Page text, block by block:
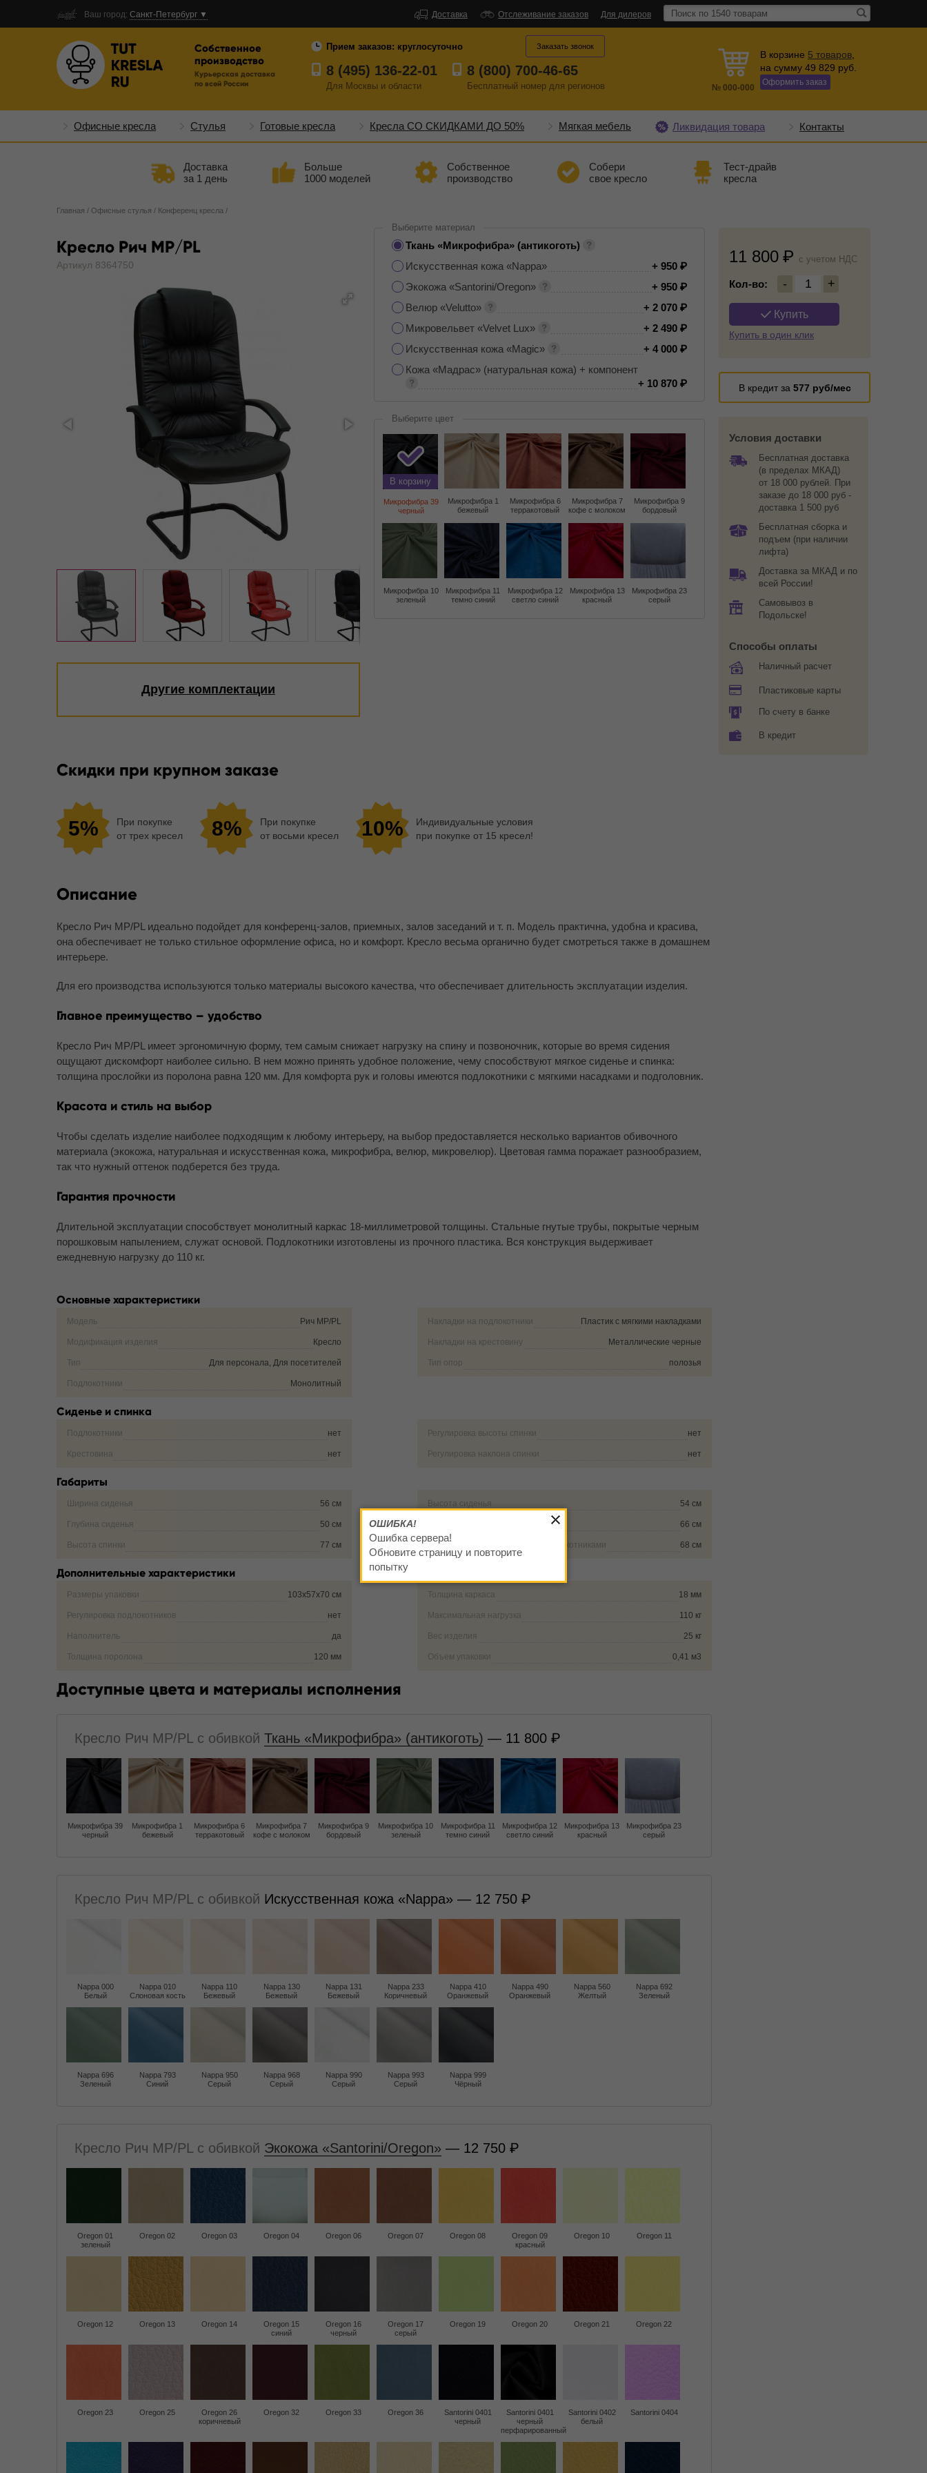
Ваш город: Санкт-Петербург ▼ Доставка Отслеживание заказов Для дилеров
Собственное
производство
Курьерская доставка
по всей России
Прием заказов: круглосуточно
8 (495) 136-22-01
Для Москвы и области
8 (800) 700-46-65
Бесплатный номер для регионов
Заказать звонок
№ 000-000
В корзине 5 товаров
на сумму 49 829 руб.
Оформить заказ
Офисные кресла Стулья Готовые кресла Кресла СО СКИДКАМИ ДО 50% Мягкая мебель Ликвидация товара Контакты
Доставка
за 1 день
Больше
1000 моделей
Собственное
производство
Собери
свое кресло
Тест-драйв
кресла
Главная / Офисные стулья / Конференц кресла /
Кресло Рич MP/PL
Артикул 8364750
Другие комплектации
11 800 c учетом НДС
Кол-во: - 1 +
Купить
Купить в один клик
В кредит за 577 руб/мес
Условия доставки
Бесплатная доставка
(в пределах МКАД)
от 18 000 рублей. При
заказе до 18 000 руб -
доставка 1 500 руб
Бесплатная сборка и
подъем (при наличии
лифта)
Доставка за МКАД и по
всей России!
Самовывоз в
Подольске!
Способы оплаты
Наличный расчет
Пластиковые карты
По счету в банке
В кредит
Выберите материал
Ткань «Микрофибра» (антикоготь)
Искусственная кожа «Nappa»
+ 950
Экокожа «Santorini/Oregon»
+ 950
Велюр «Velutto»
+ 2 070
Микровельвет «Velvet Lux»
+ 2 490
Искусственная кожа «Magic»
+ 4 000
Кожа «Мадрас» (натуральная кожа) + компонент
+ 10 870
Выберите цвет
В корзину
Микрофибра 39
черный
Микрофибра 1
бежевый
Микрофибра 6
терракотовый
Микрофибра 7
кофе с молоком
Микрофибра 9
бордовый
Микрофибра 10
зеленый
Микрофибра 11
темно синий
Микрофибра 12
светло синий
Микрофибра 13
красный
Микрофибра 23
серый
Скидки при крупном заказе
5%
При покупке
от трех кресел
8%
При покупке
от восьми кресел
10%
Индивидуальные условия
при покупке от 15 кресел!
Описание
Кресло Рич MP/PL идеально подойдет для конференц-залов, приемных, залов заседаний и т. п. Модель практична, удобна и красива,
она обеспечивает не только стильное оформление офиса, но и комфорт. Кресло весьма органично будет смотреться также в домашнем
интерьере.
Для его производства используются только материалы высокого качества, что обеспечивает длительность эксплуатации изделия.
Главное преимущество – удобство
Кресло Рич MP/PL имеет эргономичную форму, тем самым снижает нагрузку на спину и позвоночник, которые во время сидения
ощущают дискомфорт наиболее сильно. В нем можно принять удобное положение, чему способствуют мягкое сиденье и спинка:
толщина прослойки из поролона равна 120 мм. Для комфорта рук и головы имеются подлокотники с мягкими насадками и подголовник.
Красота и стиль на выбор
Чтобы сделать изделие наиболее подходящим к любому интерьеру, на выбор предоставляется несколько вариантов обивочного
материала (экокожа, натуральная и искусственная кожа, микрофибра, велюр, микровелюр). Цветовая гамма поражает разнообразием,
так что нужный оттенок подберется без труда.
Гарантия прочности
Длительной эксплуатации способствует монолитный каркас 18-миллиметровой толщины. Стальные гнутые трубы, покрытые черным
порошковым напылением, служат основой. Подлокотники изготовлены из прочного пластика. Вся конструкция выдерживает
ежедневную нагрузку до 110 кг.
Основные характеристики
Модель Рич MP/PL
Модификация изделия Кресло
Тип Для персонала, Для посетителей
Подлокотники Монолитный
Накладки на подлокотники Пластик с мягкими накладками
Накладки на крестовину Металлические черные
Тип опор полозья
Сиденье и спинка
Подлокотники нет
Крестовина нет
Регулировка высоты спинки нет
Регулировка наклона спинки нет
Габариты
Ширина сиденья 56 см
Глубина сиденья 50 см
Высота спинки 77 см
Высота сиденья 54 см
66 см
Внешнее расстояние между подлокотниками 68 см
Дополнительные характеристики
Размеры упаковки 103х57х70 см
Регулировка подлокотников нет
Наполнитель да
Толщина поролона 120 мм
Толщина каркаса 18 мм
Максимальная нагрузка 110 кг
Вес изделия 25 кг
Объем упаковки 0,41 м3
Доступные цвета и материалы исполнения
Кресло Рич MP/PL с обивкой Ткань «Микрофибра» (антикоготь) — 11 800
Микрофибра 39
черный
Микрофибра 1
бежевый
Микрофибра 6
терракотовый
Микрофибра 7
кофе с молоком
Микрофибра 9
бордовый
Микрофибра 10
зеленый
Микрофибра 11
темно синий
Микрофибра 12
светло синий
Микрофибра 13
красный
Микрофибра 23
серый
Кресло Рич MP/PL с обивкой Искусственная кожа «Nappa» — 12 750
Nappa 000
Белый
Nappa 010
Слоновая кость
Nappa 110
Бежевый
Nappa 130
Бежевый
Nappa 131
Бежевый
Nappa 233
Коричневый
Nappa 410
Оранжевый
Nappa 490
Оранжевый
Nappa 560
Желтый
Nappa 692
Зеленый
Nappa 696
Зеленый
Nappa 793
Синий
Nappa 950
Серый
Nappa 968
Серый
Nappa 990
Серый
Nappa 993
Серый
Nappa 999
Чёрный
Кресло Рич MP/PL с обивкой Экокожа «Santorini/Oregon» — 12 750
Oregon 01
зеленый
Oregon 02 Oregon 03 Oregon 04 Oregon 06 Oregon 07 Oregon 08
Oregon 09
красный
Oregon 10 Oregon 11
Oregon 12 Oregon 13 Oregon 14
Oregon 15
синий
Oregon 16
черный
Oregon 17
серый
Oregon 19 Oregon 20 Oregon 21 Oregon 22
Oregon 23 Oregon 25
Oregon 26
коричневый
Oregon 32 Oregon 33 Oregon 36
Santorini 0401
черный
Santorini 0401
черный
перфарированный
Santorini 0402
белый
Santorini 0404
ОШИБКА!
Ошибка сервера!
Обновите страницу и повторите
попытку